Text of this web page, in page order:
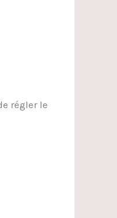
régler le